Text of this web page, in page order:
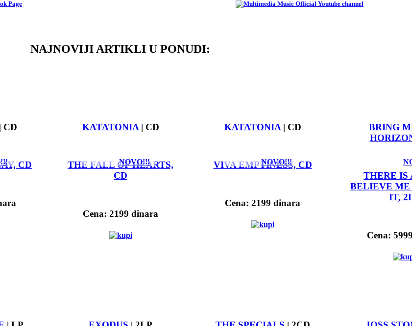
NAJNOVIJI ARTIKLI U PONUDI:
CD
CD NOVO!!!
KATATONIA| CD
THE FALL OF HEARTS,
CD
Cena: 2199 dinara
NOVO!!!
KATATONIA| CD
VIVA EMPTINESS, CD
Cena: 2199 dinara
BRING
THERE IS
BELIEVE ME
IT,
Cena: